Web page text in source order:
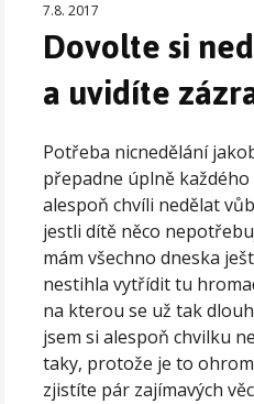
7.8. 2017
Dovolte si
a uvidíte
Potřeba nicnedělání
přepadne úplně
alespoň chvíli nedělat
jestli dítě něco
mám všechno dneska
nestihla vytřídit tu
na kterou se už tak
jsem si alespoň chvilku
taky, protože je to
zjistíte pár zajímavých